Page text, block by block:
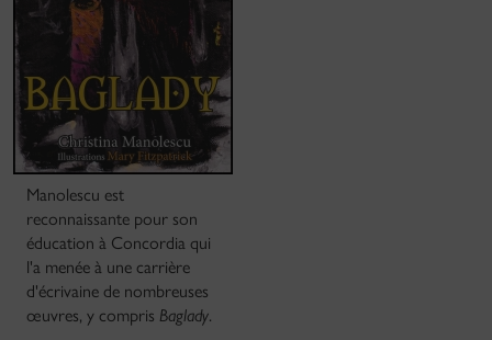
Manolescu est
reconnaissante pour son
éducation à Concordia qui
l'a menée à une carrière
d'écrivaine de nombreuses
œuvres, y compris Baglady.